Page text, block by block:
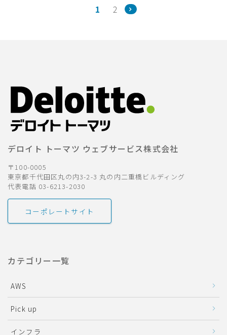
1 2
デロイト トーマツ ウェブサービス株式会社
〒100-0005
東京都千代田区丸の内3-2-3 丸の内二重橋ビルディング
代表電話 03-6213-2030
コーポレートサイト
カテゴリー一覧
AWS
Pick up
インフラ